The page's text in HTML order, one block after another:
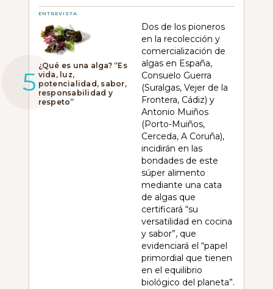
ENTREVISTA
¿Qué es una alga? “Es
vida, luz,
potencialidad, sabor,
responsabilidad y
respeto”
Dos de los pioneros
en la recolección y
comercialización de
algas en España,
Consuelo Guerra
(Suralgas, Vejer de la
Frontera, Cádiz) y
Antonio Muiños
(Porto-Muiños,
Cerceda, A Coruña),
incidirán en las
bondades de este
súper alimento
mediante una cata
de algas que
certificará “su
versatilidad en cocina
y sabor”, que
evidenciará el “papel
primordial que tienen
en el equilibrio
biológico del planeta”.